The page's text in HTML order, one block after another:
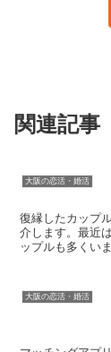
関連記事
大阪の恋活・婚活
復縁したカップ
介します。最近
ップルも多くい
大阪の恋活・婚活